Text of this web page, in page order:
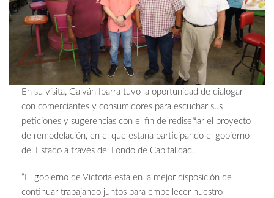
En su visita, Galván Ibarra tuvo la oportunidad de dialogar
con comerciantes y consumidores para escuchar sus
peticiones y sugerencias con el fin de rediseñar el proyecto
de remodelación, en el que estaría participando el gobierno
del Estado a través del Fondo de Capitalidad.
“El gobierno de Victoria esta en la mejor disposición de
continuar trabajando juntos para embellecer nuestro